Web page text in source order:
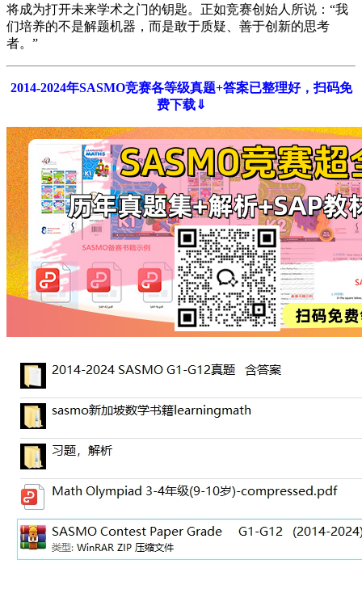
将成为打开未来学术之门的钥匙。正如竞赛创始人所说：“我
们培养的不是解题机器，而是敢于质疑、善于创新的思考
者。”
2014-2024年SASMO竞赛各等级真题+答案已整理好，扫码免
费下载⇓